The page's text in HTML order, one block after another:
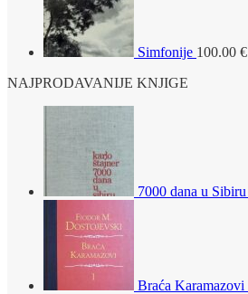
Simfonije 100.00 €
NAJPRODAVANIJE KNJIGE
7000 dana u Sibiru
Braća Karamazovi